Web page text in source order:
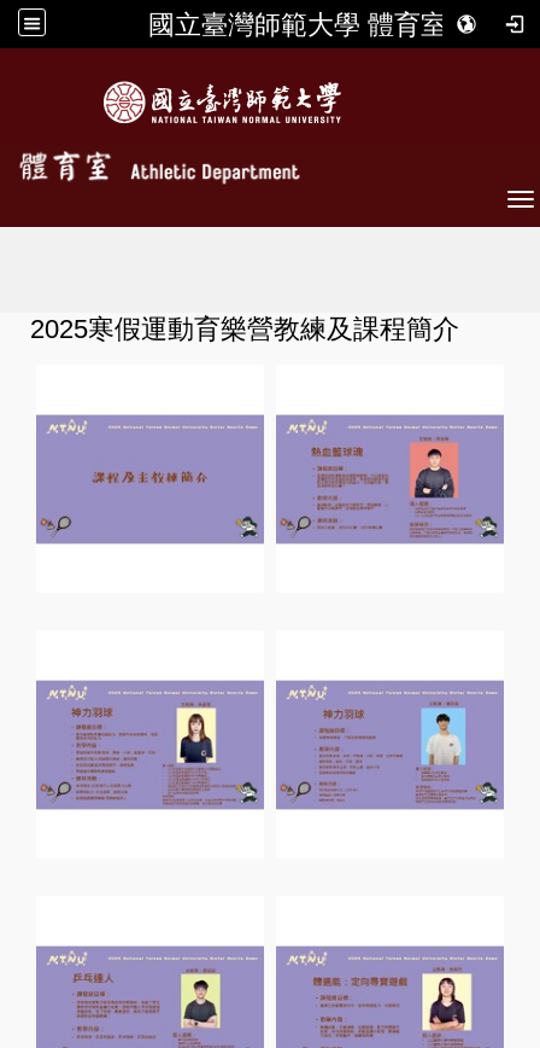
國立臺灣師範大學 體育室
2025寒假運動育樂營教練及課程簡介